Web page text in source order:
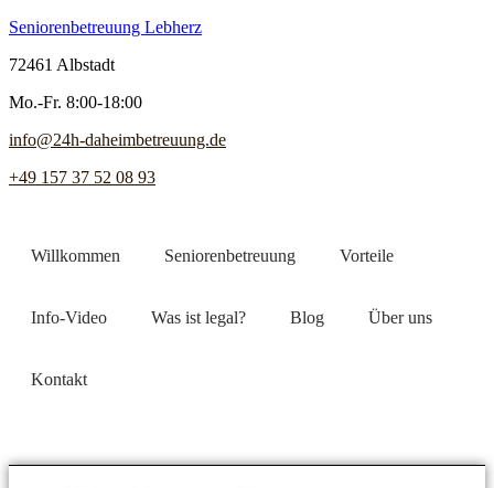
Seniorenbetreuung Lebherz
72461 Albstadt
Mo.-Fr. 8:00-18:00
info@24h-daheimbetreuung.de
+49 157 37 52 08 93
Willkommen Seniorenbetreuung Vorteile
Info-Video Was ist legal? Blog Über uns
Kontakt